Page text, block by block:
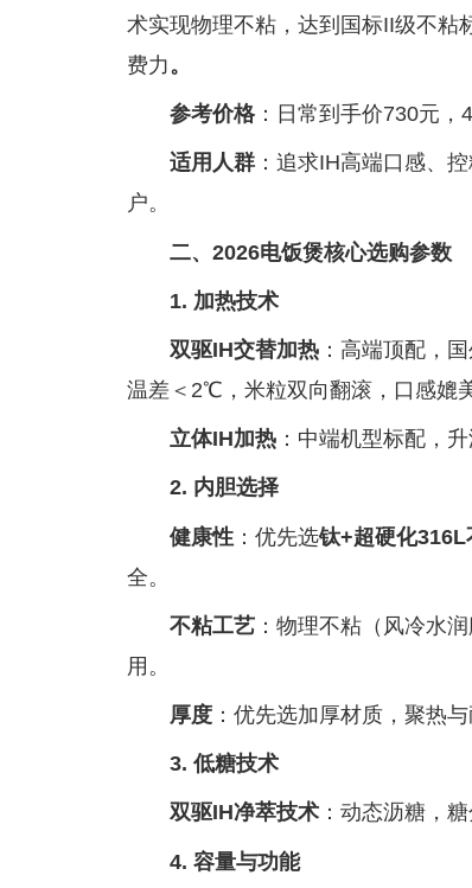
术实现物理不粘，达到国标II级不粘
费力。
参考价格：日常到手价730元，
适用人群 ：追求IH高端口感、
户。
二、2026电饭煲核心选购参数
1. 加热技术
双驱IH交替加热 ：高端顶配，
温差＜2℃，米粒双向翻滚，口感媲
立体IH加热 ：中端机型标配，
2. 内胆选择
健康性 ：优先选钛+超硬化
全。
不粘工艺 ：物理不粘（风冷水
用。
厚度 ：优先选加厚材质，聚热与
3. 低糖技术
双驱IH净萃技术 ：动态沥糖，
4. 容量与功能